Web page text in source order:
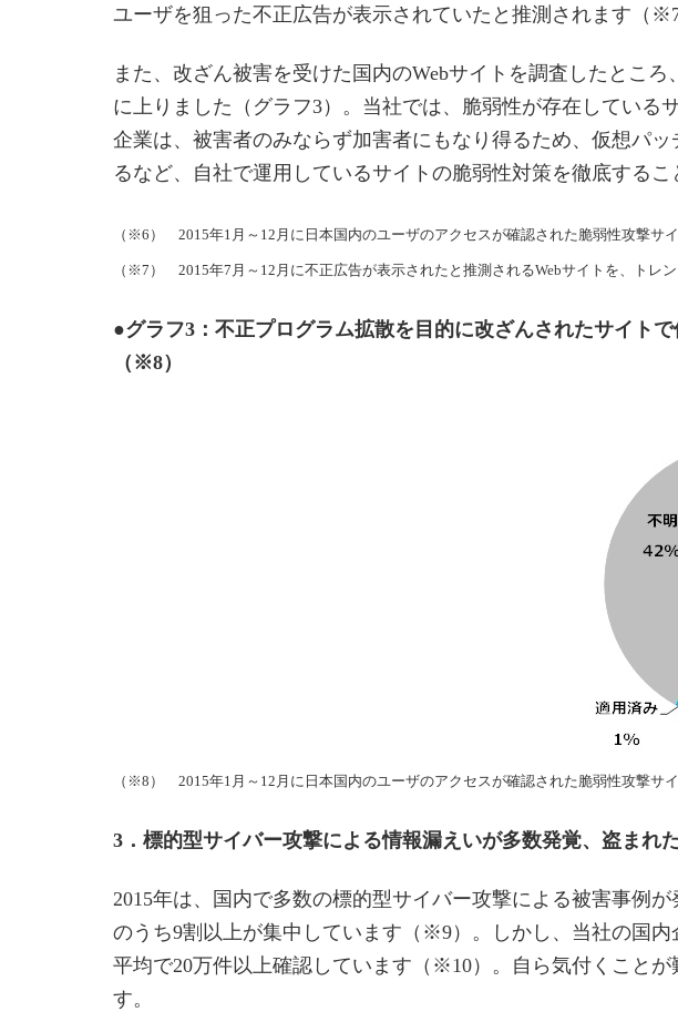
ユーザを狙った不正広告が表示されていたと推測されます（※7
また、改ざん被害を受けた国内のWebサイトを調査したとこ
に上りました（グラフ3）。当社では、脆弱性が存在している
企業は、被害者のみならず加害者にもなり得るため、仮想パ
るなど、自社で運用しているサイトの脆弱性対策を徹底するこ
（※6） 2015年1月～12月に日本国内のユーザのアクセスが確認された脆弱性攻撃サ
（※7） 2015年7月～12月に不正広告が表示されたと推測されるWebサイトを、トレン
●グラフ3：不正プログラム拡散を目的に改ざんされたサイト
（※8）
（※8） 2015年1月～12月に日本国内のユーザのアクセスが確認された脆弱性攻撃サ
3．標的型サイバー攻撃による情報漏えいが多数発覚、盗まれ
2015年は、国内で多数の標的型サイバー攻撃による被害事例
のうち9割以上が集中しています（※9）。しかし、当社の国
平均で20万件以上確認しています（※10）。自ら気付くこと
す。